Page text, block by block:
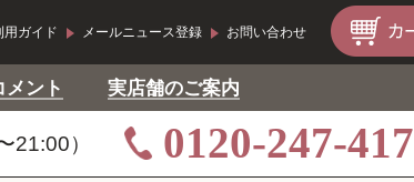
用ガイド メールニュース登録 お問い合わせ
メント 実店舗のご案内
21:00） 0120-247-417